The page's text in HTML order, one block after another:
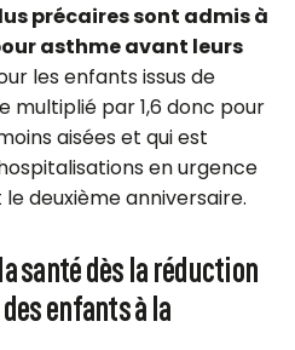
précaires sont admis à
asthme avant leurs
les enfants issus de
multiplié par 1,6 donc pour
aisées et qui est
en urgence
deuxième anniversaire.
santé dès la réduction
enfants à la